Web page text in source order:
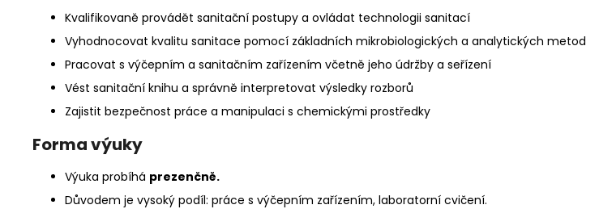
Kvalifikovaně provádět sanitační postupy a ovládat technologii sanitací
Vyhodnocovat kvalitu sanitace pomocí základních mikrobiologických a analytických metod
Pracovat s výčepním a sanitačním zařízením včetně jeho údržby a seřízení
Vést sanitační knihu a správně interpretovat výsledky rozborů
Zajistit bezpečnost práce a manipulaci s chemickými prostředky
Forma výuky
Výuka probíhá prezenčně.
Důvodem je vysoký podíl: práce s výčepním zařízením, laboratorní cvičení.